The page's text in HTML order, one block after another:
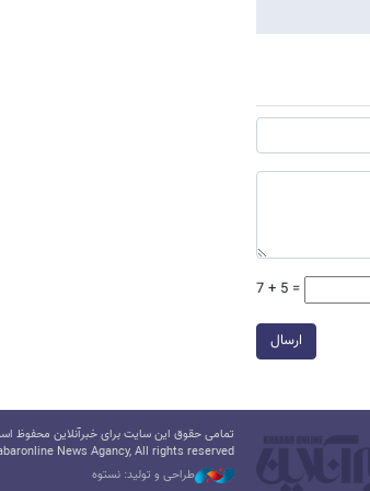
7 + 5 =
ارسال
تمامی حقوق این سایت برای خبرآنلاین محفوظ
News Agancy, All rights reserved
طراحی و تولید: نستوه